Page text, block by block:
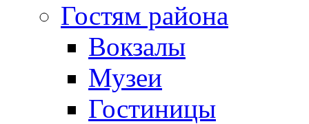
Гостям района
Вокзалы
Музеи
Гостиницы